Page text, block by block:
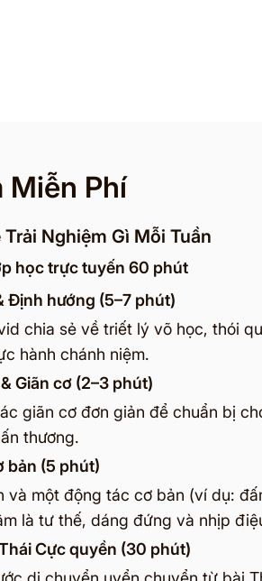
Miễn Phí
Trải Nghiệm Gì Mỗi Tuần
học trực tuyến 60 phút
Định hướng (5–7 phút)
chia sẻ về triết lý võ học, thói
hành chánh niệm.
Giãn cơ (2–3 phút)
giãn cơ đơn giản để chuẩn bị
thương.
bản (5 phút)
và một động tác cơ bản (ví dụ:
là tư thế, dáng đứng và nhịp
Cực quyền (30 phút)